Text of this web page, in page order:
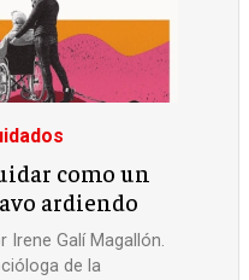
como un
ardiendo
Irene Galí Magallón.
de la